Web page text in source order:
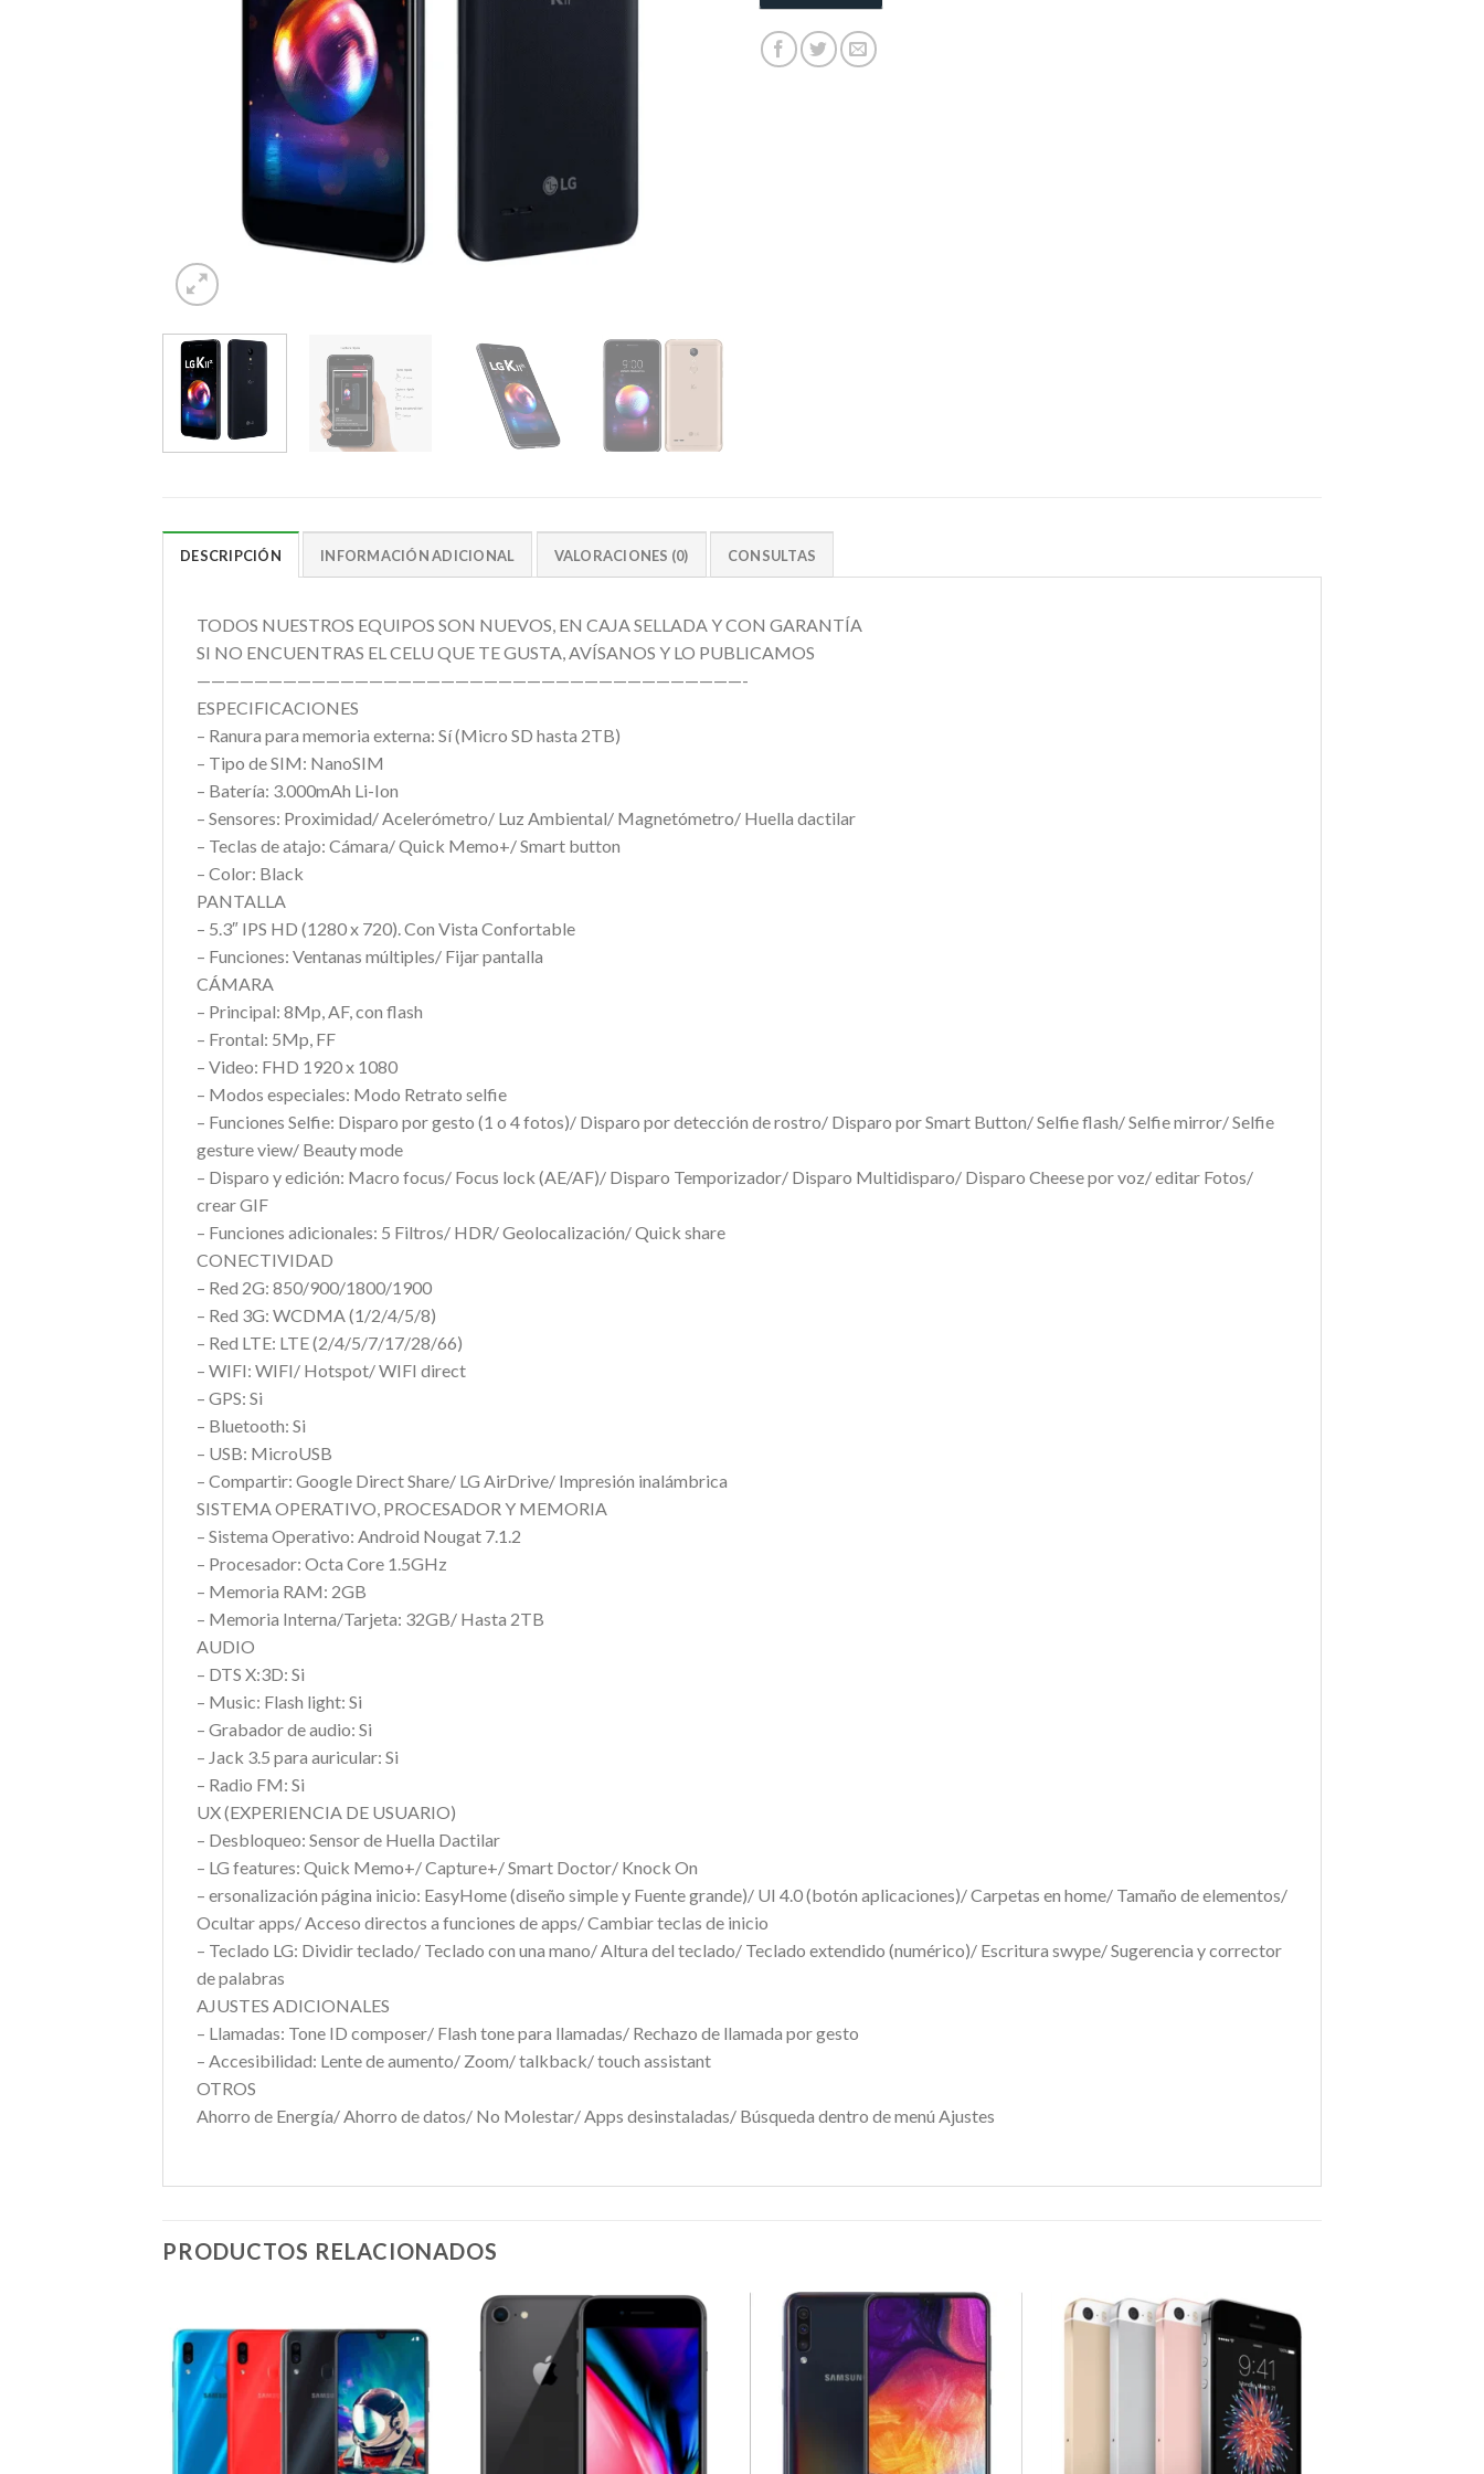
DESCRIPCIÓN INFORMACIÓN ADICIONAL VALORACIONES (0) CONSULTAS
TODOS NUESTROS EQUIPOS SON NUEVOS, EN CAJA SELLADA Y CON GARANTÍA
SI NO ENCUENTRAS EL CELU QUE TE GUSTA, AVÍSANOS Y LO PUBLICAMOS
——————————————————————————————————————-
ESPECIFICACIONES
– Ranura para memoria externa: Sí (Micro SD hasta 2TB)
– Tipo de SIM: NanoSIM
– Batería: 3.000mAh Li-Ion
– Sensores: Proximidad/ Acelerómetro/ Luz Ambiental/ Magnetómetro/ Huella dactilar
– Teclas de atajo: Cámara/ Quick Memo+/ Smart button
– Color: Black
PANTALLA
– 5.3″ IPS HD (1280 x 720). Con Vista Confortable
– Funciones: Ventanas múltiples/ Fijar pantalla
CÁMARA
– Principal: 8Mp, AF, con flash
– Frontal: 5Mp, FF
– Video: FHD 1920 x 1080
– Modos especiales: Modo Retrato selfie
– Funciones Selfie: Disparo por gesto (1 o 4 fotos)/ Disparo por detección de rostro/ Disparo por Smart Button/ Selfie flash/ Selfie mirror/ Selfie
gesture view/ Beauty mode
– Disparo y edición: Macro focus/ Focus lock (AE/AF)/ Disparo Temporizador/ Disparo Multidisparo/ Disparo Cheese por voz/ editar Fotos/
crear GIF
– Funciones adicionales: 5 Filtros/ HDR/ Geolocalización/ Quick share
CONECTIVIDAD
– Red 2G: 850/900/1800/1900
– Red 3G: WCDMA (1/2/4/5/8)
– Red LTE: LTE (2/4/5/7/17/28/66)
– WIFI: WIFI/ Hotspot/ WIFI direct
– GPS: Si
– Bluetooth: Si
– USB: MicroUSB
– Compartir: Google Direct Share/ LG AirDrive/ Impresión inalámbrica
SISTEMA OPERATIVO, PROCESADOR Y MEMORIA
– Sistema Operativo: Android Nougat 7.1.2
– Procesador: Octa Core 1.5GHz
– Memoria RAM: 2GB
– Memoria Interna/Tarjeta: 32GB/ Hasta 2TB
AUDIO
– DTS X:3D: Si
– Music: Flash light: Si
– Grabador de audio: Si
– Jack 3.5 para auricular: Si
– Radio FM: Si
UX (EXPERIENCIA DE USUARIO)
– Desbloqueo: Sensor de Huella Dactilar
– LG features: Quick Memo+/ Capture+/ Smart Doctor/ Knock On
– ersonalización página inicio: EasyHome (diseño simple y Fuente grande)/ UI 4.0 (botón aplicaciones)/ Carpetas en home/ Tamaño de elementos/
Ocultar apps/ Acceso directos a funciones de apps/ Cambiar teclas de inicio
– Teclado LG: Dividir teclado/ Teclado con una mano/ Altura del teclado/ Teclado extendido (numérico)/ Escritura swype/ Sugerencia y corrector
de palabras
AJUSTES ADICIONALES
– Llamadas: Tone ID composer/ Flash tone para llamadas/ Rechazo de llamada por gesto
– Accesibilidad: Lente de aumento/ Zoom/ talkback/ touch assistant
OTROS
Ahorro de Energía/ Ahorro de datos/ No Molestar/ Apps desinstaladas/ Búsqueda dentro de menú Ajustes
PRODUCTOS RELACIONADOS
Agregar
Favoritos
Agregar
Favoritos
Agregar
a
Favoritos
Agregar
a
Favoritos